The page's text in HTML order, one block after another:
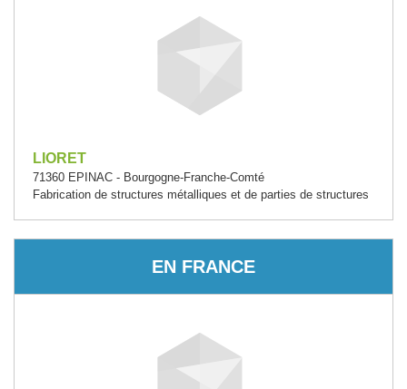
LIORET
71360 EPINAC - Bourgogne-Franche-Comté
Fabrication de structures métalliques et de parties de structures
EN FRANCE